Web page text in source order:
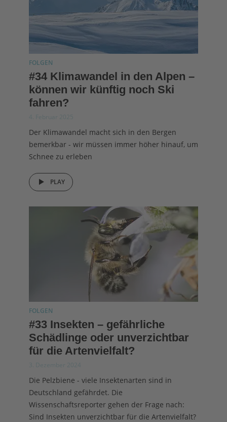
FOLGEN
#34 Klimawandel in den Alpen –
können wir künftig noch Ski
fahren?
4. Februar 2025
Der Klimawandel macht sich in den Bergen
bemerkbar - wir müssen immer höher hinauf, um
Schnee zu erleben
PLAY
FOLGEN
#33 Insekten – gefährliche
Schädlinge oder unverzichtbar
für die Artenvielfalt?
3. Dezember 2024
Die Pelzbiene - viele Insektenarten sind in
Deutschland gefährdet. Die
Wissenschaftsreporter gehen der Frage nach:
Sind Insekten unverzichtbar für die Artenvielfalt?